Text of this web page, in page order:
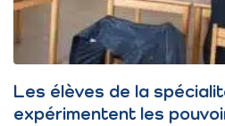
Les élèves de la
expérimentent les